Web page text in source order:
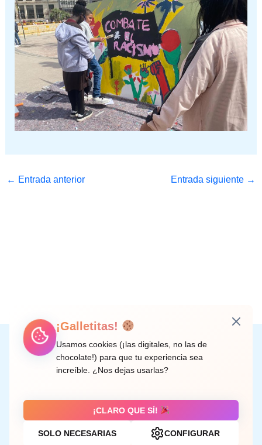
← Entrada anterior Entrada siguiente →
Instagram
Facebook
X LinkedIn
Correo electrónico
C/ Doctor Rodríguez de la Fuente, 8 València
Aviso legal
¡Galletitas!
Usamos cookies (¡las digitales, no las de
chocolate!) para que tu experiencia sea
increíble. ¿Nos dejas usarlas?
¡CLARO QUE SÍ!
SOLO NECESARIAS CONFIGURAR